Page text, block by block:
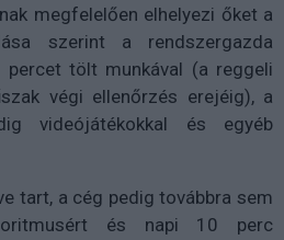
megfelelően elhelyezi őket a
szerint a rendszergazda
tölt munkával (a reggeli
végi ellenőrzés erejéig), a
videójátékokkal és egyéb
tart, a cég pedig továbbra sem
és napi 10 perc